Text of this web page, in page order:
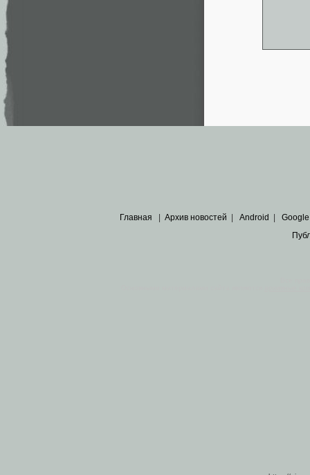
Главная | Архив новостей | Android | Google